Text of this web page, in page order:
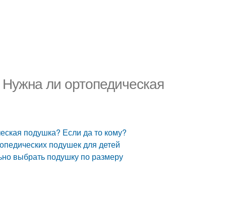
ли ортопедическая
подушка? Если да то кому?
подушек для детей
выбрать подушку по размеру